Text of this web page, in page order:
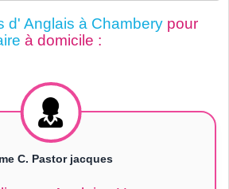
d' Anglais à Chamberypour
à domicile :
C. Pastor jacques